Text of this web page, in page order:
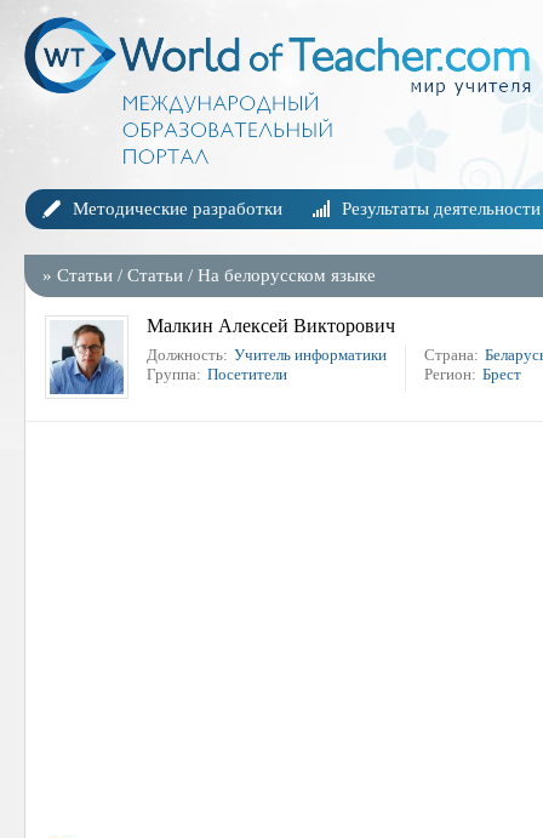
Методические разработки Результаты деятельности
» Статьи / Статьи / На белорусском языке
Малкин Алексей Викторович
Должность: Учитель информатики
Группа: Посетители
Страна:
Регион: Брест